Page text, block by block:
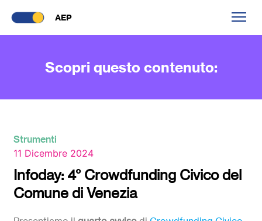
AEP
Scopri questo contenuto:
Strumenti
11 Dicembre 2024
Infoday: 4° Crowdfunding Civico del
Comune di Venezia